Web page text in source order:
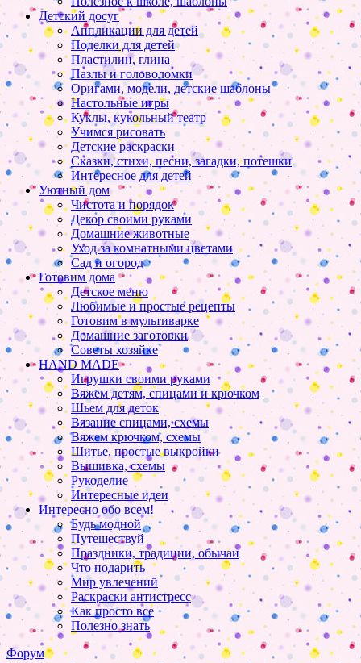
Детский досуг
Аппликации для детей
Поделки для детей
Пластилин, глина
Пазлы и головоломки
Оригами, модели, детские шаблоны
Настольные игры
Куклы, кукольный театр
Учимся рисовать
Детские раскраски
Сказки, стихи, песни, загадки, потешки
Интересное для детей
Уютный дом
Чистота и порядок
Декор своими руками
Домашние животные
Уход за комнатными цветами
Сад и огород
Готовим дома
Детское меню
Любимые и простые рецепты
Готовим в мультиварке
Домашние заготовки
Советы хозяйке
HAND MADE
Игрушки своими руками
Вяжем детям, спицами и крючком
Шьем для деток
Вязание спицами, схемы
Вяжем крючком, схемы
Шитье, простые выкройки
Вышивка, схемы
Рукоделие
Интересные идеи
Интересно обо всем!
Будь модной
Путешествуй
Праздники, традиции, обычаи
Что подарить
Мир увлечений
Раскраски антистресс
Как просто все
Полезно знать
Форум